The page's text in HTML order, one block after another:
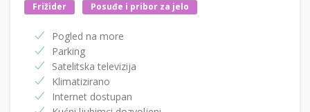
Frižider
Posuđe i pribor za jelo
Pogled na more
Parking
Satelitska televizija
Klimatizirano
Internet dostupan